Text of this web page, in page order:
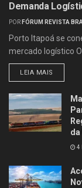
Demanda
POR FÓRUM REVISTA
Porto Itapoá se
mercado logístico
LEIA MAIS
da
4